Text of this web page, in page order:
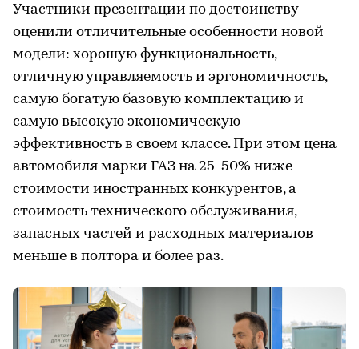
Участники презентации по достоинству
оценили отличительные особенности новой
модели: хорошую функциональность,
отличную управляемость и эргономичность,
самую богатую базовую комплектацию и
самую высокую экономическую
эффективность в своем классе. При этом цена
автомобиля марки ГАЗ на 25-50% ниже
стоимости иностранных конкурентов, а
стоимость технического обслуживания,
запасных частей и расходных материалов
меньше в полтора и более раз.